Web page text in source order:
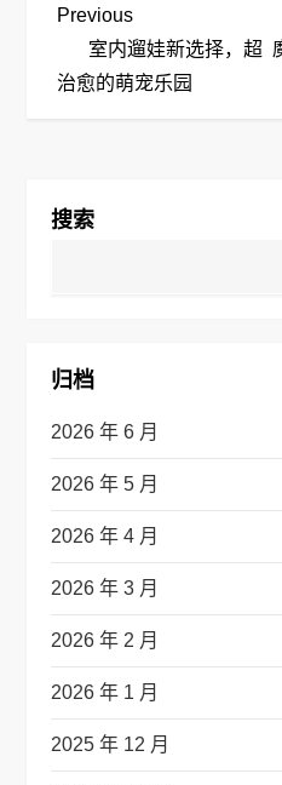
文
章
Previous
Post
Previous
室内遛娃新选择，超
治愈的萌宠乐园
搜索
归档
2026 年 6 月
2026 年 5 月
2026 年 4 月
2026 年 3 月
2026 年 2 月
2026 年 1 月
2025 年 12 月